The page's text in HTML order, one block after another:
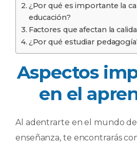
¿Por qué es importante la
educación?
Factores que afectan la
¿Por qué estudiar
Aspectos
en el
Al adentrarte en el mundo
enseñanza, te encontrarás